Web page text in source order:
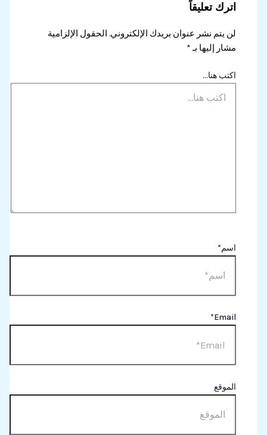
اترك تعليقاً
لن يتم نشر عنوان بريدك الإلكتروني. الحقول الإلزامية
مشار إليها بـ*
اكتب هنا...
اسم*
Email*
الموقع